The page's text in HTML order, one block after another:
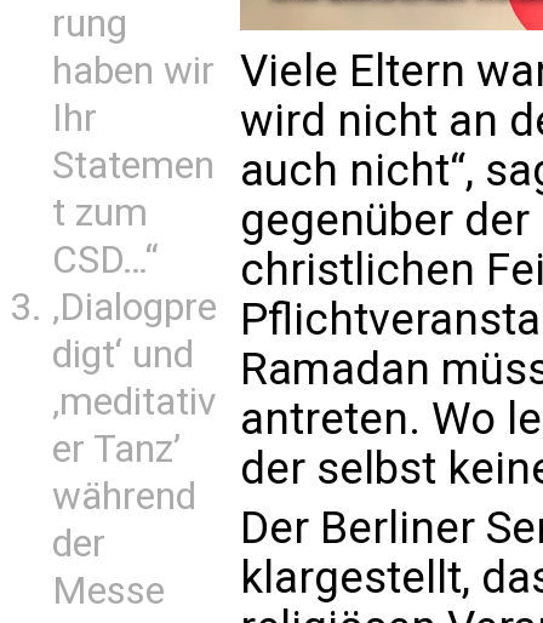
rung
haben wir
Ihr
Statemen
t zum
CSD…“
‚Dialogpre
digt‘ und
‚meditativ
er Tanz’
während
der
Messe
Viele Eltern
wird nicht an
auch nicht“,
gegenüber
christlichen
Ramadan
antreten. Wo
der selbst
Der Berliner
klargestellt,